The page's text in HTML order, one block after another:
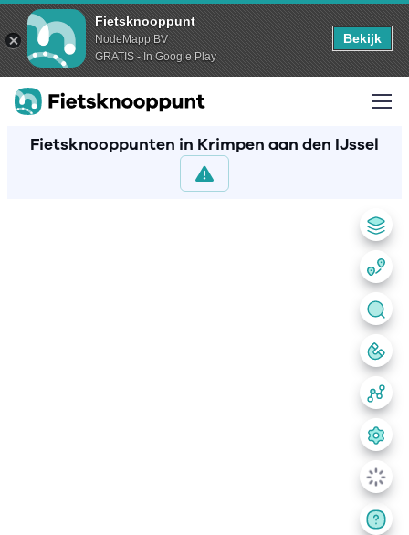
Fietsknooppunt
NodeMapp BV
GRATIS - In Google Play
Bekijk
Fietsknooppunten in Krimpen aan den IJssel